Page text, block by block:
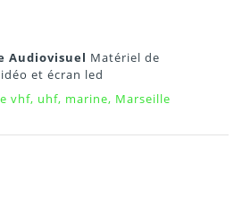
Audiovisuel Matériel de
et écran led
vhf, uhf, marine, Marseille